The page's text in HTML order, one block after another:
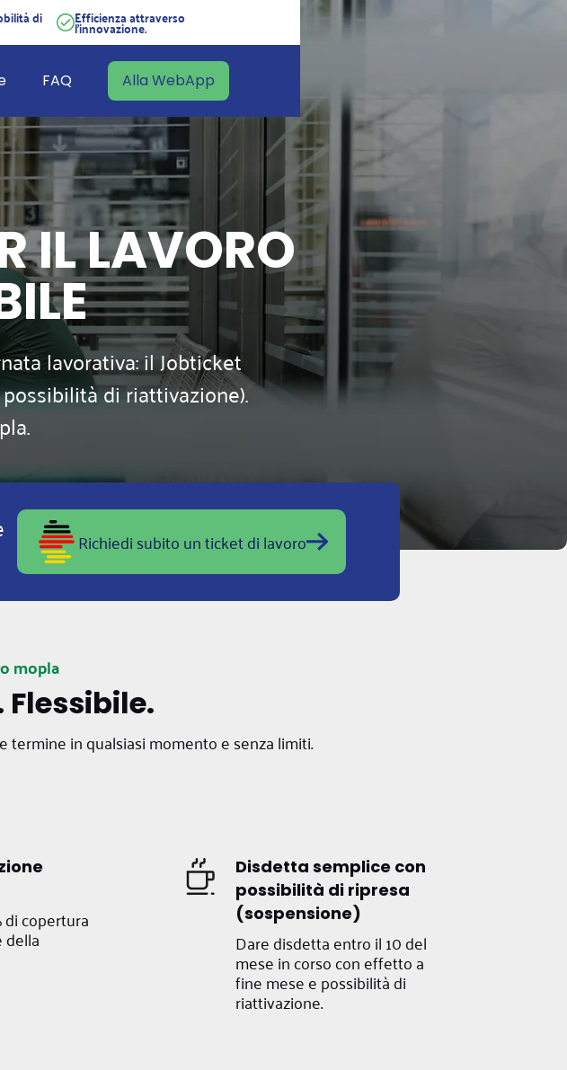
di Efficienza attraverso
l'innovazione.
FAQ Alla WebApp
IL LAVORO
lavorativa: il Jobticket
di riattivazione).
Richiedi subito un ticket di lavoro
mopla
Flessibile.
in qualsiasi momento e senza limiti.
copertura
della
Disdetta semplice con
possibilità di ripresa
(sospensione)
Dare disdetta entro il 10 del
mese in corso con effetto a
fine mese e possibilità di
riattivazione.